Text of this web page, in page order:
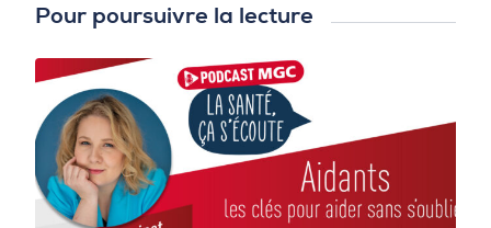
Pour poursuivre la lecture